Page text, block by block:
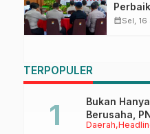
Audit
calendar_monthSel,
TERPOPULER
Daerah
Bukan
Berusaha,
Anaknya